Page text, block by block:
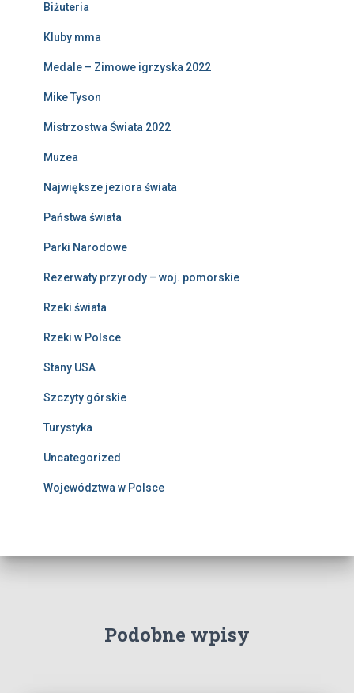
Biżuteria
Kluby mma
Medale – Zimowe igrzyska 2022
Mike Tyson
Mistrzostwa Świata 2022
Muzea
Największe jeziora świata
Państwa świata
Parki Narodowe
Rezerwaty przyrody – woj. pomorskie
Rzeki świata
Rzeki w Polsce
Stany USA
Szczyty górskie
Turystyka
Uncategorized
Województwa w Polsce
Podobne wpisy